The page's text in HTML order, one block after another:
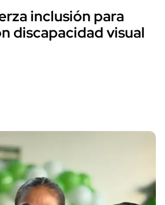
inclusión para
discapacidad visual